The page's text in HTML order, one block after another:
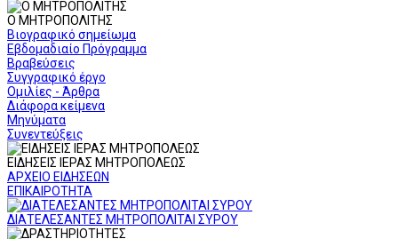
Ο ΜΗΤΡΟΠΟΛΙΤΗΣ
Βιογραφικό σημείωμα
Εβδομαδιαίο Πρόγραμμα
Βραβεύσεις
Συγγραφικό έργο
Ομιλίες - Άρθρα
Διάφορα κείμενα
Μηνύματα
Συνεντεύξεις
ΕΙΔΗΣΕΙΣ ΙΕΡΑΣ ΜΗΤΡΟΠΟΛΕΩΣ
ΑΡΧΕΙΟ ΕΙΔΗΣΕΩΝ
ΕΠΙΚΑΙΡΟΤΗΤΑ
ΔΙΑΤΕΛΕΣΑΝΤΕΣ ΜΗΤΡΟΠΟΛΙΤΑΙ ΣΥΡΟΥ